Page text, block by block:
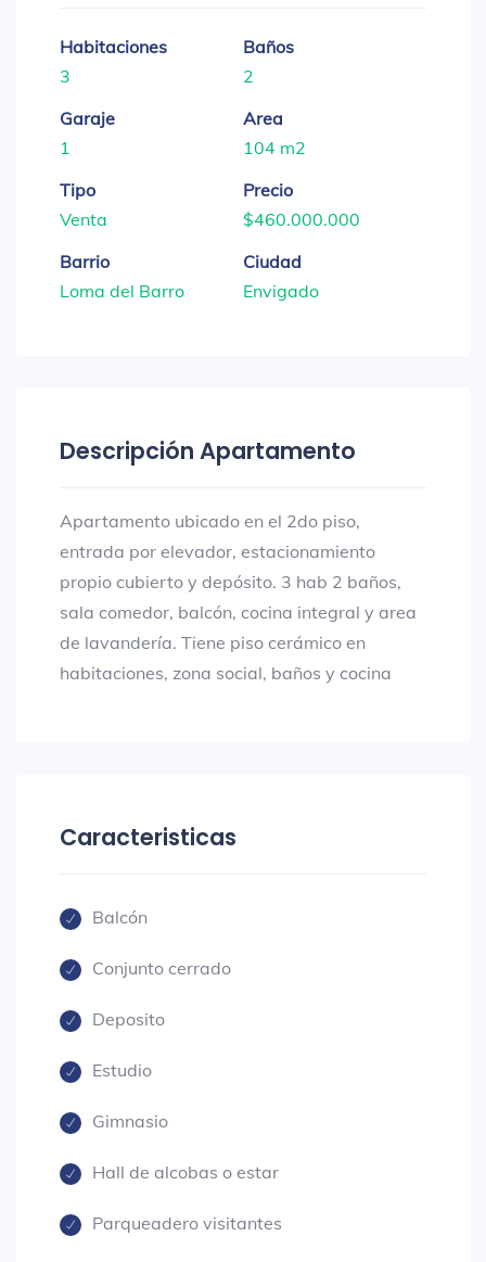
Habitaciones
3
Baños
2
Garaje
1
Area
104 m2
Tipo
Venta
Precio
$460.000.000
Barrio
Loma del Barro
Ciudad
Envigado
Descripción Apartamento
Apartamento ubicado en el 2do piso,
entrada por elevador, estacionamiento
propio cubierto y depósito. 3 hab 2 baños,
sala comedor, balcón, cocina integral y area
de lavandería. Tiene piso cerámico en
habitaciones, zona social, baños y cocina
Caracteristicas
Balcón
Conjunto cerrado
Deposito
Estudio
Gimnasio
Hall de alcobas o estar
Parqueadero visitantes